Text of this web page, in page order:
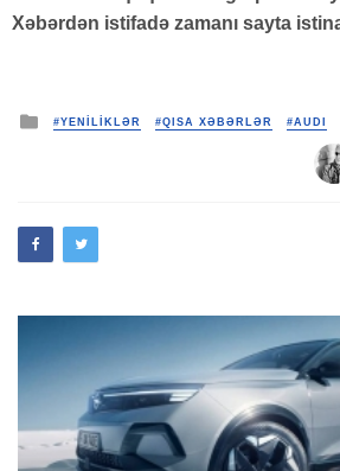
Xəbərdən istifadə zamanı sayta
Posted
#YENİLİKLƏR #QISA XƏBƏRLƏR #AUDI